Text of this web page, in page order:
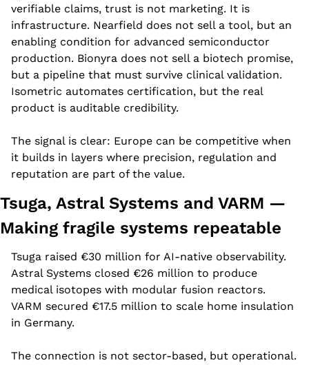
verifiable claims, trust is not marketing. It is
infrastructure. Nearfield does not sell a tool, but an
enabling condition for advanced semiconductor
production. Bionyra does not sell a biotech promise,
but a pipeline that must survive clinical validation.
Isometric automates certification, but the real
product is auditable credibility.
The signal is clear: Europe can be competitive when
it builds in layers where precision, regulation and
reputation are part of the value.
Tsuga, Astral Systems and VARM —
Making fragile systems repeatable
Tsuga raised €30 million for AI-native observability.
Astral Systems closed €26 million to produce
medical isotopes with modular fusion reactors.
VARM secured €17.5 million to scale home insulation
in Germany.
The connection is not sector-based, but operational.